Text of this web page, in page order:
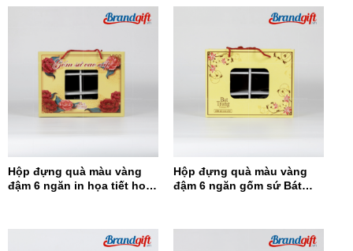
Hộp đựng quà màu vàng
đậm 6 ngăn in họa tiết hoa
Hộp đựng quà màu vàng
đậm 6 ngăn gốm sứ Bát